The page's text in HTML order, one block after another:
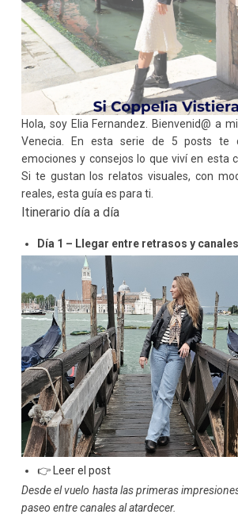
Hola, soy Elia Fernandez. Bienvenid@ a
Venecia. En esta serie de 5 posts te
emociones y consejos lo que viví en esta
Si te gustan los relatos visuales, con
reales, esta guía es para ti.
Itinerario día a día
Día 1 – Llegar entre retrasos y canales
👉 Leer el post
Desde el vuelo hasta las primeras
paseo entre canales al atardecer.